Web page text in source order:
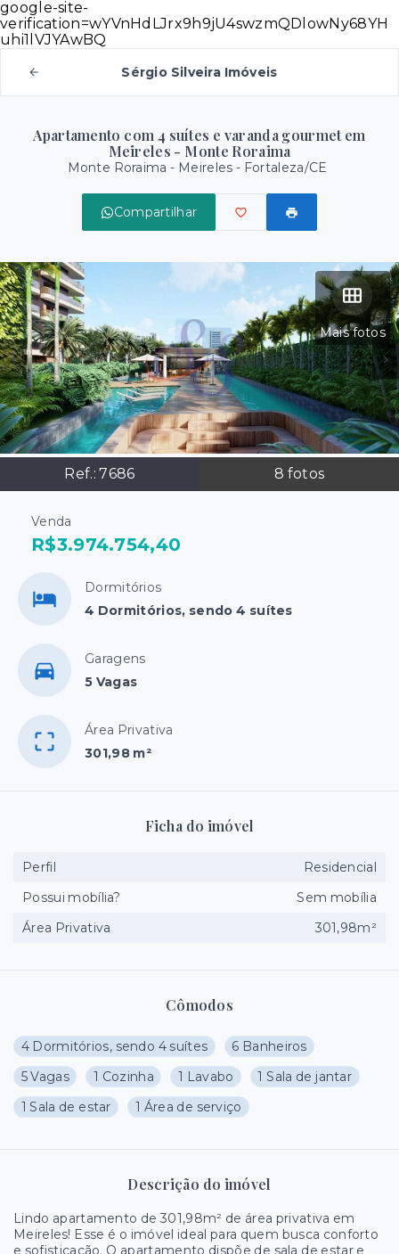
google-site-
verification=wYVnHdLJrx9h9jU4swzmQDlowNy68YH
uhi1lVJYAwBQ
Sérgio Silveira Imóveis
Apartamento com 4 suítes e varanda gourmet em
Meireles - Monte Roraima
Monte Roraima - Meireles - Fortaleza/CE
Compartilhar
Mais fotos
Ref.:7686 8 fotos
Venda
R$3.974.754,40
Dormitórios
4 Dormitórios, sendo 4 suítes
Garagens
5 Vagas
Área Privativa
301,98 m²
Cômodos
4 Dormitórios, sendo 4 suítes
6 Banheiros
5 Vagas
1 Cozinha 1 Lavabo
1 Sala de jantar
1 Sala de estar
1 Área de serviço
Descrição do imóvel
Lindo apartamento de 301,98m² de área privativa em
Meireles! Esse é o imóvel ideal para quem busca conforto
e sofisticação. O apartamento dispõe de sala de estar e
Ficha do imóvel
Perfil
Residencial
Possui mobília?
Sem mobília
Área Privativa
301,98m²